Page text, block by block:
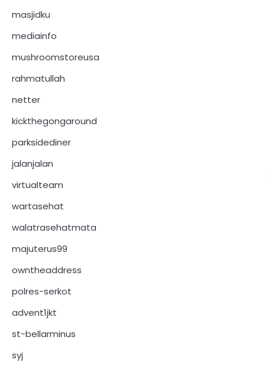
masjidku
mediainfo
mushroomstoreusa
rahmatullah
netter
kickthegongaround
parksidediner
jalanjalan
virtualteam
wartasehat
walatrasehatmata
majuterus99
owntheaddress
polres-serkot
advent1jkt
st-bellarminus
syj